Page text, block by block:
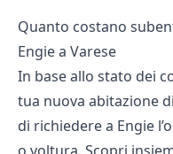
Quanto costano
Engie a Varese
In base allo stato dei
tua nuova abitazione
di richiedere a Engie